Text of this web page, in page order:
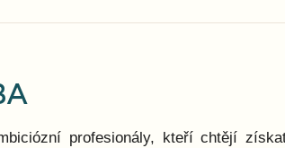
profesionály, kteří chtějí